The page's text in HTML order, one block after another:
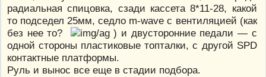
радиальная спицовка, сзади кассета 8*11-28, какой
то подседел 25мм, седло m-wave с вентиляцией (как
без нее то?
) и двусторонние педали — с
одной стороны пластиковые топталки, с другой SPD
контактные платформы.
Руль и вынос все еще в стадии подбора.